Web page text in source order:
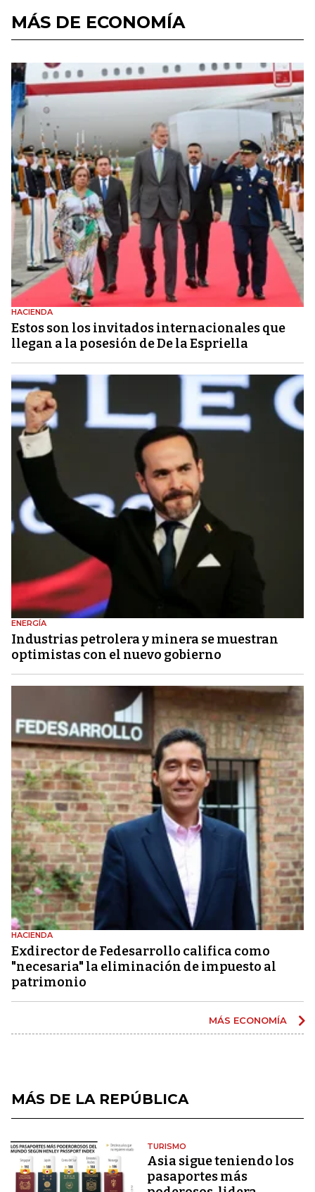
MÁS DE ECONOMÍA
HACIENDA
Estos son los invitados internacionales que
llegan a la posesión de De la Espriella
ENERGÍA
Industrias petrolera y minera se muestran
optimistas con el nuevo gobierno
HACIENDA
Exdirector de Fedesarrollo califica como
"necesaria" la eliminación de impuesto al
patrimonio
MÁS ECONOMÍA
MÁS DE LA REPÚBLICA
TURISMO
Asia sigue teniendo los
pasaportes más